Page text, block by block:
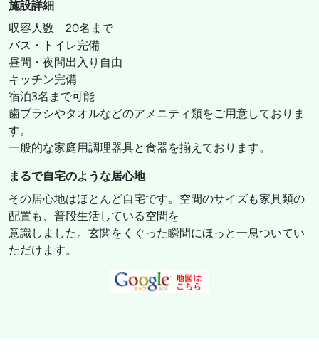
施設詳細
収容人数 20名まで
バス・トイレ完備
昼間・夜間出入り自由
キッチン完備
宿泊3名まで可能
歯ブラシやタオルなどのアメニティ類をご用意しておりま
す。
一般的な家庭用調理器具と食器を揃えております。
まるで自宅のような居心地
その居心地はほとんど自宅です。空間のサイズも家具類の
配置も、普段生活している空間を
意識しました。玄関をくぐった瞬間にほっと一息ついてい
ただけます。